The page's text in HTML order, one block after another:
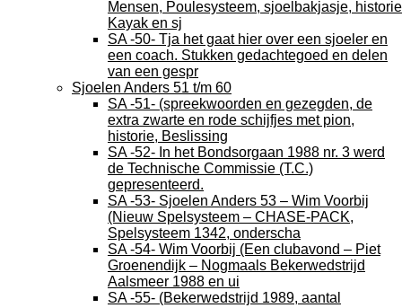
Mensen, Poulesysteem, sjoelbakjasje, historie
Kayak en sj
SA -50- Tja het gaat hier over een sjoeler en
een coach. Stukken gedachtegoed en delen
van een gespr
Sjoelen Anders 51 t/m 60
SA -51- (spreekwoorden en gezegden, de
extra zwarte en rode schijfjes met pion,
historie, Beslissing
SA -52- In het Bondsorgaan 1988 nr. 3 werd
de Technische Commissie (T.C.)
gepresenteerd.
SA -53- Sjoelen Anders 53 – Wim Voorbij
(Nieuw Spelsysteem – CHASE-PACK,
Spelsysteem 1342, onderscha
SA -54- Wim Voorbij (Een clubavond – Piet
Groenendijk – Nogmaals Bekerwedstrijd
Aalsmeer 1988 en ui
SA -55- (Bekerwedstrijd 1989, aantal